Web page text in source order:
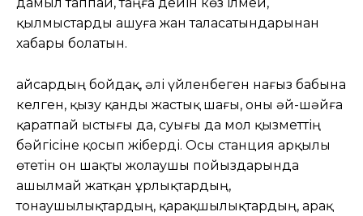
қылмыстарды ашуға жан таласатындарынан
хабары болатын.
Қайсардың бойдақ, әлі үйленбеген нағыз бабына
келген, қызу қанды жастық шағы, оны әй-шәйға
қаратпай ыстығы да, суығы да мол қызметтің
бәйгісіне қосып жіберді. Осы станция арқылы
өтетін он шақты жолаушы пойыздарында
ашылмай жатқан ұрлықтардың,
тонаушылықтардың, қарақшылықтардың, арақ